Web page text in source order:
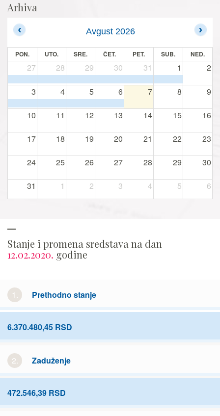
Arhiva
Avgust 2026
PON. UTO. SRE. ČET. PET. SUB. NED.
27 28 29 30 31 1 2
3 4 5 6 7 8 9
10 11 12 13 14 15 16
17 18 19 20 21 22 23
24 25 26 27 28 29 30
31 1 2 3 4 5 6
Stanje i promena sredstava na dan
12.02.2020. godine
1. Prethodno stanje
6.370.480,45 RSD
2. Zaduženje
472.546,39 RSD